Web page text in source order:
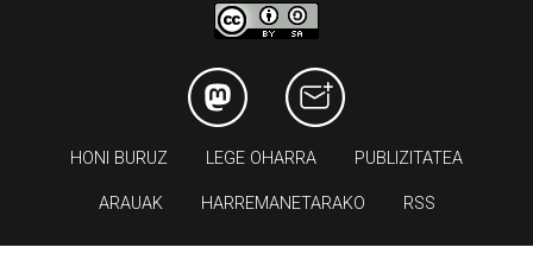
HONI BURUZ LEGE OHARRA PUBLIZITATEA
ARAUAK HARREMANETARAKO RSS